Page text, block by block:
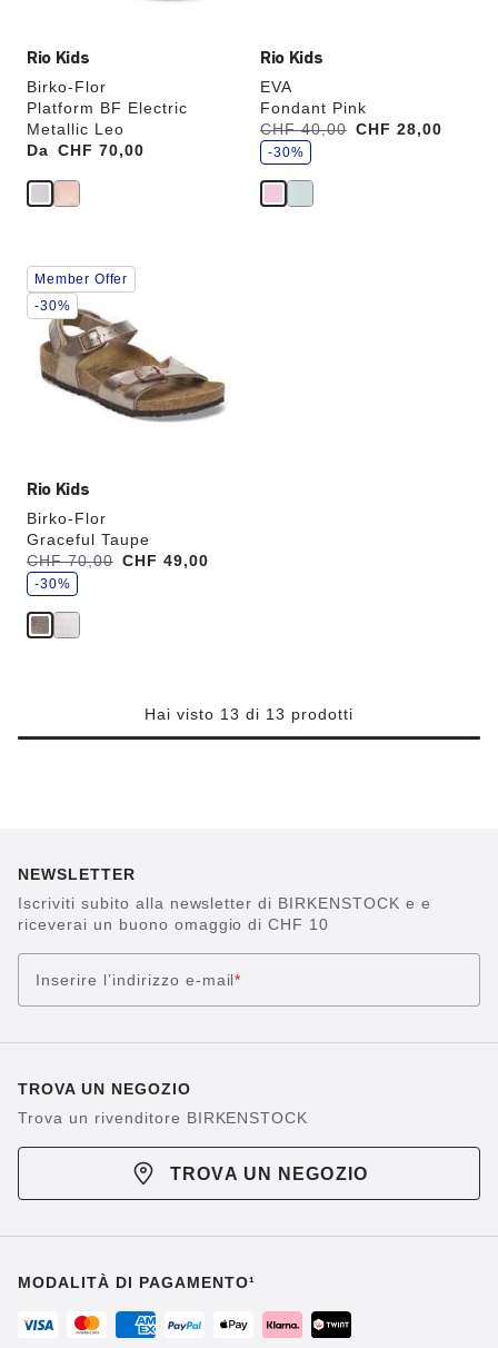
Rio Kids
Birko-Flor
Platform BF Electric
Metallic Leo
Da
Price:CHF 70,00
Rio Kids
EVA
Fondant Pink
Era:
CHF 40,00
ora
è
CHF 28,00
r
i
p
a
m
-30%
Rio Kids
Birko-Flor
Graceful Taupe
Era:
CHF 70,00
ora
è
CHF 49,00
r
i
p
a
r
m
-30%
Interagendo
con
anteprime
dei
colori,
l’immagine
Member Offer
-30%
Hai visto 13 di 13 prodotti
NEWSLETTER
Iscriviti subito alla newsletter di BIRKENSTOCK e e
riceverai un buono omaggio di CHF 10
Inserire l’indirizzo e-mail*
TROVA UN NEGOZIO
Trova un rivenditore BIRKENSTOCK
TROVA UN NEGOZIO
MODALITÀ DI PAGAMENTO¹